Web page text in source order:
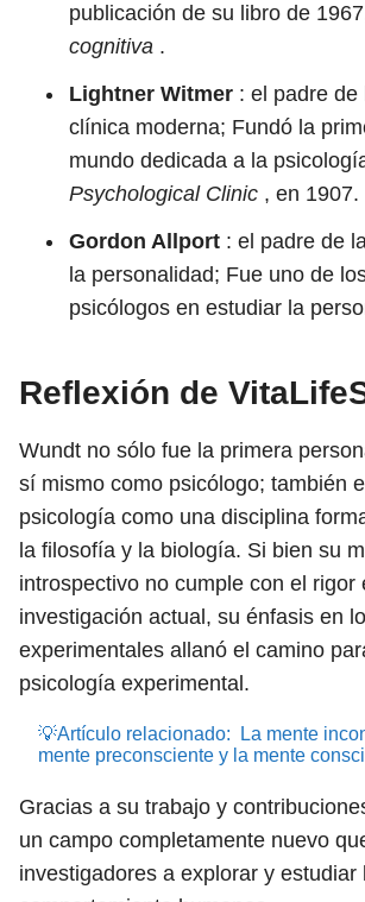
publicación de su libro de
cognitiva .
Lightner Witmer : el padre
clínica moderna; Fundó la
mundo dedicada a la
Psychological Clinic , en 1907.
Gordon Allport : el padre de
la personalidad; Fue uno de
psicólogos en estudiar la
Reflexión de
Wundt no sólo fue la primera
sí mismo como psicólogo; también
psicología como una disciplina
la filosofía y la biología. Si bien su
introspectivo no cumple con el rigor
investigación actual, su énfasis en
experimentales allanó el camino
psicología experimental.
💡Artículo relacionado:
La mente
mente preconsciente y la mente
Gracias a su trabajo y
un campo completamente nuevo
investigadores a explorar y estudiar